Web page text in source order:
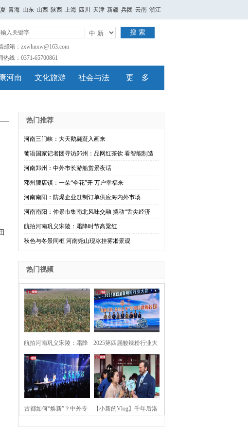
青海 山东 山西 陕西 上海 四川 天津 新疆 兵团 云南 浙江
搜 索
邮箱：zxwhnxw@163.com
热线：0371-65700861
河南 文化旅游 社会与法 更 多
热门推荐
河南三门峡：大天鹅翩跹入画来
葡语国家记者团寻访郑州：品网红茶饮 看智能制造
河南郑州：中外市长游船赏景夜话
邓州腰店镇：一朵“伞花”开 万户幸福来
河南南阳：防爆企业赶制订单供应海内外市场
河南南阳：仲景市集南北风味交融 撬动“舌尖经济
航拍河南巩义宋陵：霜降时节高粱红
秋色与冬景同框 河南尧山现冰挂雾凇景观
热门视频
航拍河南巩义宋陵：霜降
时节高粱红
2025第四届酸辣粉行业大
会在河南开封举行
古都如何“焕新”？中外专 【小新的Vlog】千年后洛